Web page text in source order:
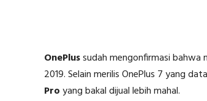
OnePlussudah mengonfirmasi bahwa
2019. Selain merilis OnePlus 7 yang
Proyang bakal dijual lebih mahal.